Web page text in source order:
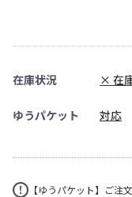
在庫状況 × 在
ゆうパケット 対応
【ゆうパケット】ご注